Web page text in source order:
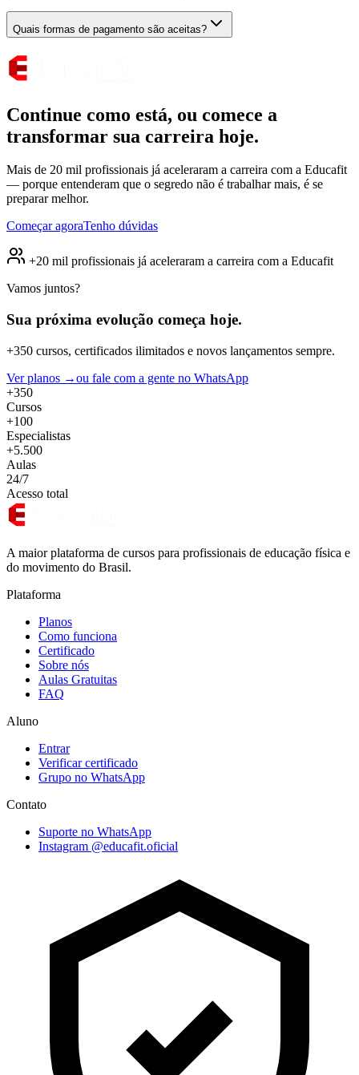
Quais formas de pagamento são aceitas?
Continue como está, ou comece a
transformar sua carreira hoje.
Mais de 20 mil profissionais já aceleraram a carreira com a Educafit
— porque entenderam que o segredo não é trabalhar mais, é se
preparar melhor.
Começar agoraTenho dúvidas
+20 mil profissionais já aceleraram a carreira com a Educafit
Vamos juntos?
Sua próxima evolução começa hoje.
+350 cursos, certificados ilimitados e novos lançamentos sempre.
Ver planos →ou fale com a gente no WhatsApp
+350
Cursos
+100
Especialistas
+5.500
Aulas
24/7
Acesso total
A maior plataforma de cursos para profissionais de educação física e
do movimento do Brasil.
Plataforma
Planos
Como funciona
Certificado
Sobre nós
Aulas Gratuitas
FAQ
Aluno
Entrar
Verificar certificado
Grupo no WhatsApp
Contato
Suporte no WhatsApp
Instagram @educafit.oficial